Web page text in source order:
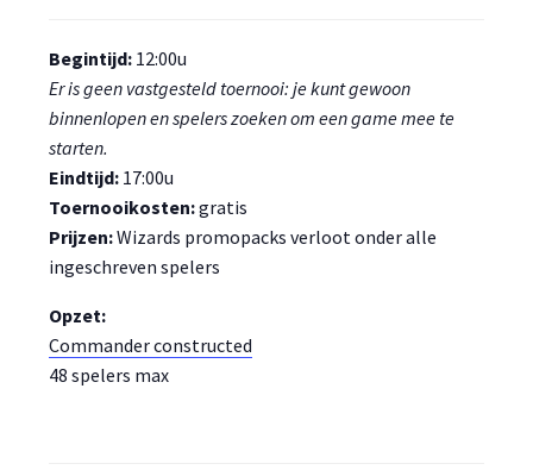
Begintijd: 12:00u
Er is geen vastgesteld toernooi: je kunt gewoon
binnenlopen en spelers zoeken om een game mee te
starten.
Eindtijd: 17:00u
Toernooikosten:gratis
Prijzen:Wizards promopacks verloot onder alle
ingeschreven spelers
Opzet:
Commander constructed
48 spelers max